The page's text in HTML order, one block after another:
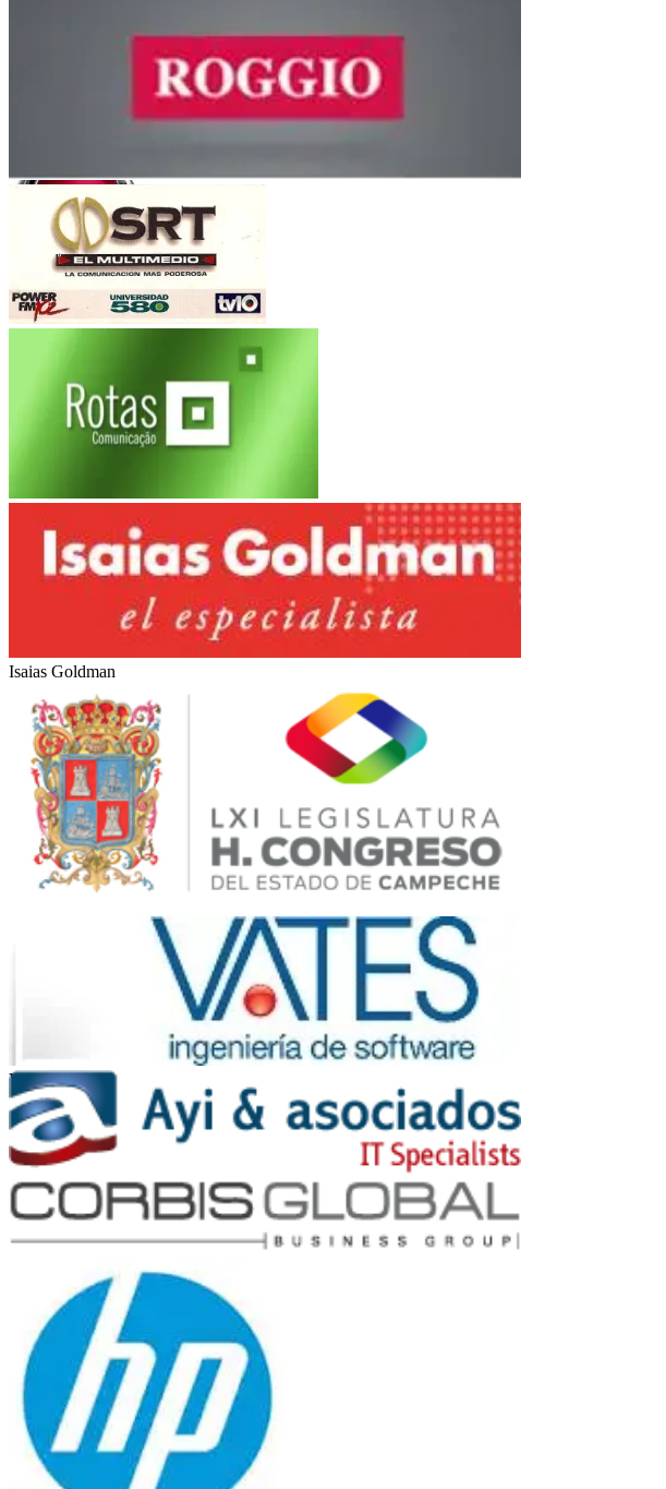
Orfeo Superdomo
Fiat Auto
(Argentina-Brasil)
Marítimas Heinlein
Isaias Goldman
LXI Legislatura del Estado de Campeche (México)
Vates
Ayi y Asociados